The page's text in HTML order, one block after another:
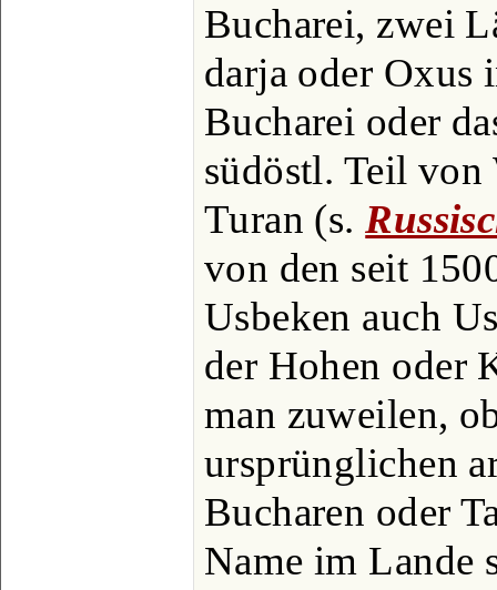
Bucharei, zwei
darja oder Oxus
Bucharei oder
südöstl. Teil von
Turan (s.
von den seit
Usbeken auch
der Hohen oder
man zuweilen,
ursprünglichen
Bucharen oder
Name im Lande